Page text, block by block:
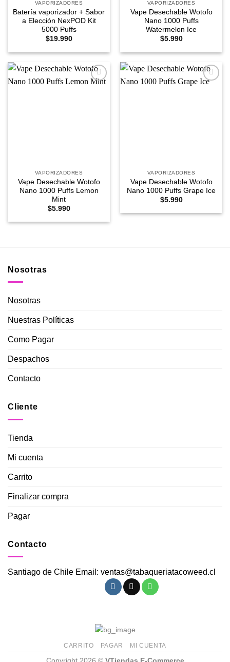
VAPORIZADORES
Batería vaporizador + Sabor
a Elección NexPOD Kit
5000 Puffs
$19.990
VAPORIZADORES
Vape Desechable Wotofo
Nano 1000 Puffs
Watermelon Ice
$5.990
VAPORIZADORES
Vape Desechable Wotofo
Nano 1000 Puffs Lemon
Mint
$5.990
VAPORIZADORES
Vape Desechable Wotofo
Nano 1000 Puffs Grape Ice
$5.990
Nosotras
Nosotras
Nuestras Políticas
Como Pagar
Despachos
Contacto
Cliente
Tienda
Mi cuenta
Carrito
Finalizar compra
Pagar
Contacto
Santiago de Chile Email: ventas@tabaqueriatacoweed.cl
CARRITO PAGAR MI CUENTA